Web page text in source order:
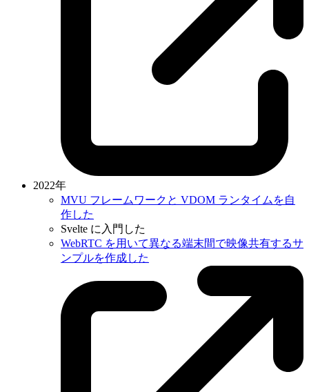
2022年
MVU フレームワークと VDOM ランタイムを自
作した
Svelte に入門した
WebRTC を用いて異なる端末間で映像共有するサ
ンプルを作成した